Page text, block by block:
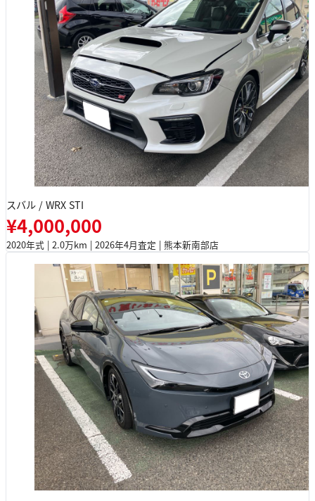
スバル / WRX STI
¥4,000,000
2020年式 | 2.0万km | 2026年4月査定 | 熊本新南部店